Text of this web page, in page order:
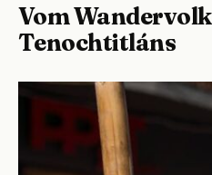
Vom
Tenochtitláns